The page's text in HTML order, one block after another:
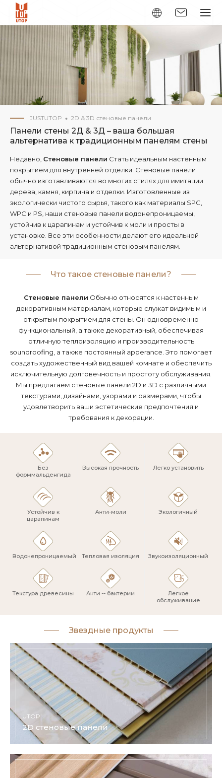
JUSTUTOP 2D & 3D стеновые панели
Панели стены 2Д & 3Д – ваша большая
альтернатива к традиционным панелям стены
Недавно, Стеновые панели Стать идеальным настенным
покрытием для внутренней отделки. Стеновые панели
обычно изготавливаются во многих стилях для имитации
дерева, камня, кирпича и отделки. Изготовленные из
экологически чистого сырья, такого как материалы SPC,
WPC и PS, наши стеновые панели водонепроницаемы,
устойчив к царапинам и устойчив к моли и просты в
установке. Все эти особенности делают его идеальной
альтернативой традиционным стеновым панелям.
Что такое стеновые панели?
Стеновые панели Обычно относятся к настенным
декоративным материалам, которые служат видимым и
открытым покрытием для стены. Он одновременно
функциональный, а также декоративный, обеспечивая
отличную теплоизоляцию и производительность
soundroofing, а также постоянный apperance. Это помогает
создать художественный вид вашей комнате и обеспечить
исключительную долговечность и простоту обслуживания.
Мы предлагаем стеновые панели 2D и 3D с различными
текстурами, дизайнами, узорами и размерами, чтобы
удовлетворить ваши эстетические предпочтения и
требования к декорации.
Без
форммальденгида
Высокая прочность Легко установить
Устойчив к
царапинам
Анти-моли Экологичный
Водонепроницаемый Тепловая изоляция Звукоизоляционный
Текстура древесины Анти -- бактерии
Легкое
обслуживание
Звездные продукты
UTOP
2D стеновые панели